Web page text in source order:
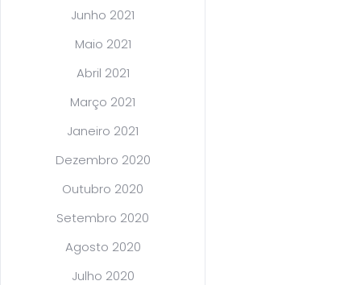
Junho 2021
Maio 2021
Abril 2021
Março 2021
Janeiro 2021
Dezembro 2020
Outubro 2020
Setembro 2020
Agosto 2020
Julho 2020